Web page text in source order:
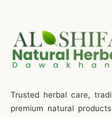
Trusted herbal care,
premium natural